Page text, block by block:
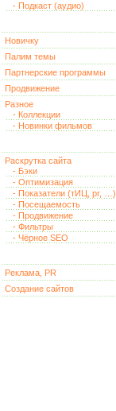
- Подкаст (аудио)
Новичку
Палим темы
Партнерские программы
Продвижение
Разное
- Коллекции
- Новинки фильмов
Раскрутка сайта
- Бэки
- Оптимизация
- Показатели (тИЦ, pr, …)
- Посещаемость
- Продвижение
- Фильтры
- Чёрное SEO
Реклама, PR
Создание сайтов